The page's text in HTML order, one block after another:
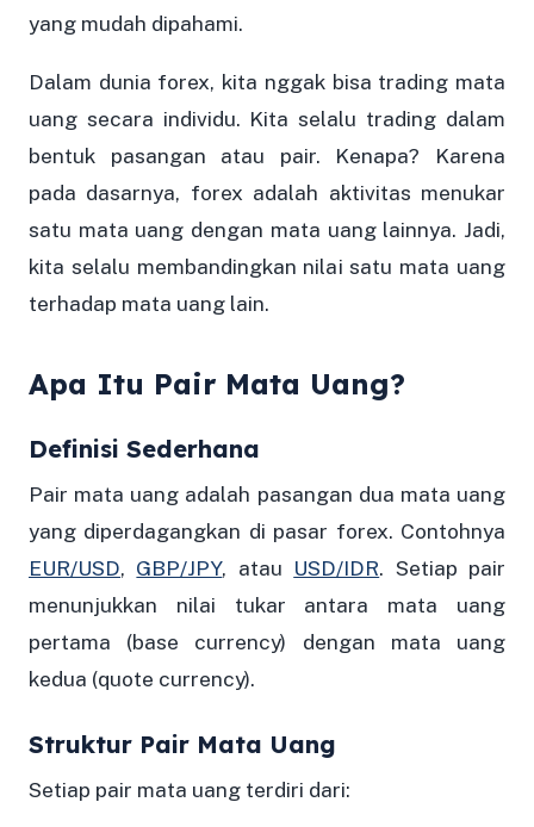
yang mudah dipahami.
Dalam dunia forex, kita nggak bisa trading mata
uang secara individu. Kita selalu trading dalam
bentuk pasangan atau pair. Kenapa? Karena
pada dasarnya, forex adalah aktivitas menukar
satu mata uang dengan mata uang lainnya. Jadi,
kita selalu membandingkan nilai satu mata uang
terhadap mata uang lain.
Apa Itu Pair Mata Uang?
Definisi Sederhana
Pair mata uang adalah pasangan dua mata uang
yang diperdagangkan di pasar forex. Contohnya
EUR/USD, GBP/JPY, atau USD/IDR. Setiap pair
menunjukkan nilai tukar antara mata uang
pertama (base currency) dengan mata uang
kedua (quote currency).
Struktur Pair Mata Uang
Setiap pair mata uang terdiri dari: